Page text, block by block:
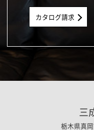
カタログ請求
三
栃木県真